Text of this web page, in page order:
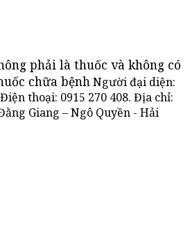
phải là thuốc và không có
chữa bệnhNgười đại diện:
thoại: 0915 270 408. Địa chỉ:
Giang – Ngô Quyền - Hải